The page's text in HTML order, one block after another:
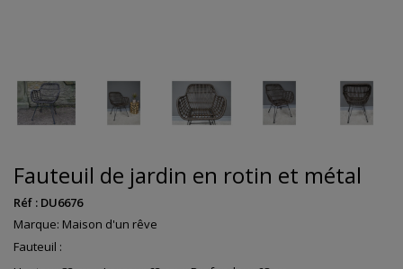
Fauteuil de jardin en rotin et métal
Réf : DU6676
Marque: Maison d'un rêve
Fauteuil :